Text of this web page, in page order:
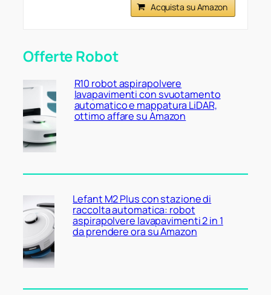
Acquista su Amazon
Offerte Robot
R10 robot aspirapolvere
lavapavimenti con svuotamento
automatico e mappatura LiDAR,
ottimo affare su Amazon
Lefant M2 Plus con stazione di
raccolta automatica: robot
aspirapolvere lavapavimenti 2 in 1
da prendere ora su Amazon